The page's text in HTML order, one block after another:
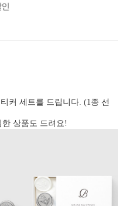
신인 주소, 연락처 등을 기재할
있습니다.
커 세트를 드립니다. (1종 선
상품도 드려요!